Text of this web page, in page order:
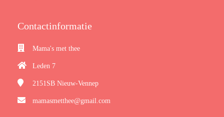
Contactinformatie
Mama's met thee
Leden 7
2151SB Nieuw-Vennep
mamasmetthee@gmail.com